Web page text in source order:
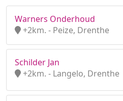
Warners Onderhoud
+2km. - Peize, Drenthe
Schilder Jan
+2km. - Langelo, Drenthe